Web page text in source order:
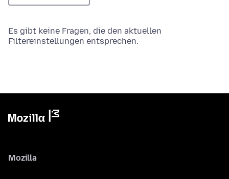
Es gibt keine Fragen, die den aktuellen
Filtereinstellungen entsprechen.
Mozilla